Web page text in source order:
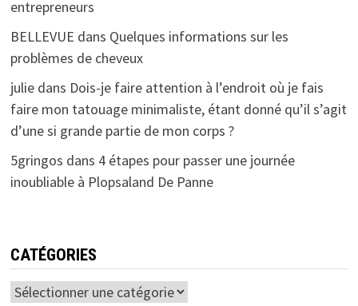
entrepreneurs
BELLEVUE dans Quelques informations sur les
problèmes de cheveux
juliedans Dois-je faire attention à l’endroit où je fais
faire mon tatouage minimaliste, étant donné qu’il s’agit
d’une si grande partie de mon corps ?
5gringos dans 4 étapes pour passer une journée
inoubliable à Plopsaland De Panne
CATÉGORIES
Catégories